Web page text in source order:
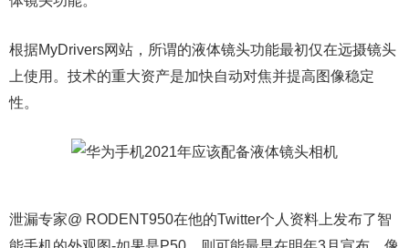
根据MyDrivers网站，所谓的液体镜头功能最初仅在远摄镜头
上使用。技术的重大资产是加快自动对焦并提高图像稳定
性。
泄漏专家@ RODENT950在他的Twitter个人资料上发布了智